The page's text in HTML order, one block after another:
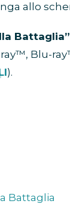
allo
Battaglia”
Blu-
).
Battaglia